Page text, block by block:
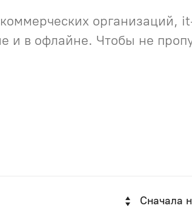
организаций,
и в офлайне. Чтобы не
Сначала